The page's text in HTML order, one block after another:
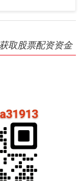
取股票配资资金